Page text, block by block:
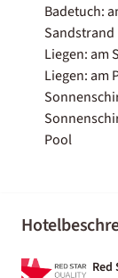
Badetuch:
Sandstrand
Liegen: am
Liegen: am
Pool
Red